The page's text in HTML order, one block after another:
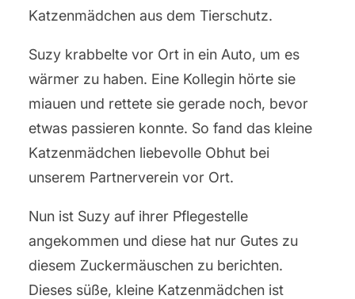
Katzenmädchen aus dem Tierschutz.
Suzy krabbelte vor Ort in ein Auto, um es
wärmer zu haben. Eine Kollegin hörte sie
miauen und rettete sie gerade noch, bevor
etwas passieren konnte. So fand das kleine
Katzenmädchen liebevolle Obhut bei
unserem Partnerverein vor Ort.
Nun ist Suzy auf ihrer Pflegestelle
angekommen und diese hat nur Gutes zu
diesem Zuckermäuschen zu berichten.
Dieses süße, kleine Katzenmädchen ist